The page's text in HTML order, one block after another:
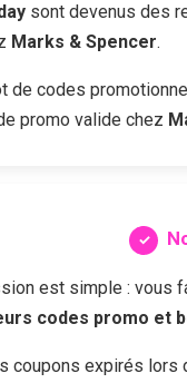
sont devenus des
Marks & Spencer.
de codes
promo valide chez
est simple : vous
codes promo et
coupons expirés